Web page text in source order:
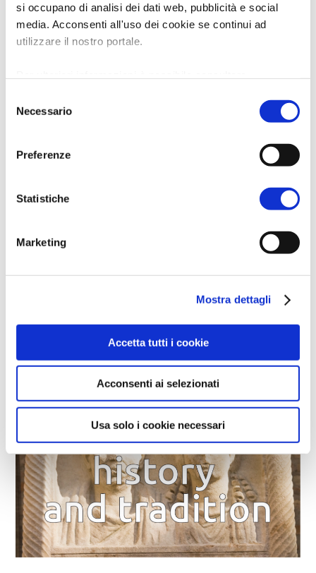
si occupano di analisi dei dati web, pubblicità e social
media. Acconsenti all'uso dei cookie se continui ad
utilizzare il nostro portale.
delNecessario
Preferenze
Statistiche
Marketing
Mostra dettagli
Accetta tutti i cookie
Acconsenti ai selezionati
Usa solo i cookie necessari